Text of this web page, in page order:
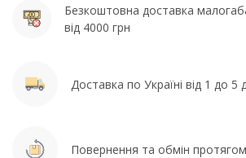
Безкоштовна доставка
від 4000 грн
Доставка по Україні від 1 до 5
Повернення та обмін протягом